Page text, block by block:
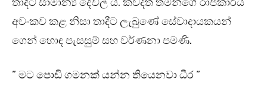
අවංකව කළ නිසා තාදීට ලැබුණේ සේවාදායකයන්
ගෙන් හොඳ පැසසුම් සහ වර්ණනා පමණි.
” මට පොඩි ගමනක් යන්න තියෙනවා ධීර ”